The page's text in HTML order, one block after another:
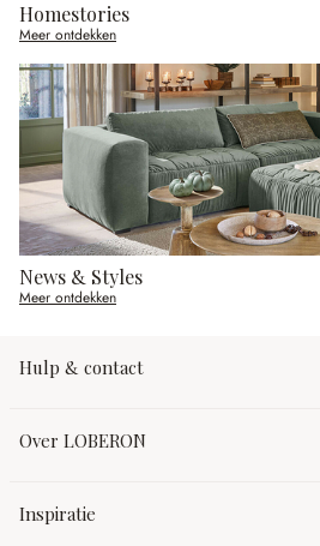
Homestories
Meer ontdekken
News & Styles
Meer ontdekken
Hulp & contact
Over LOBERON
Inspiratie